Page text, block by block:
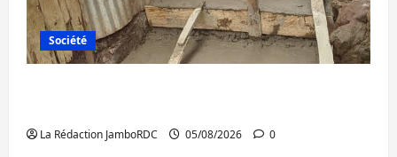
Société
La Rédaction JamboRDC 05/08/2026 0